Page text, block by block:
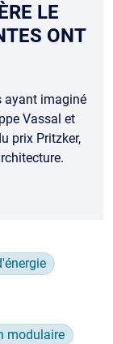
LE
ONT
ayant imaginé
Vassal et
prix Pritzker,
modulaire